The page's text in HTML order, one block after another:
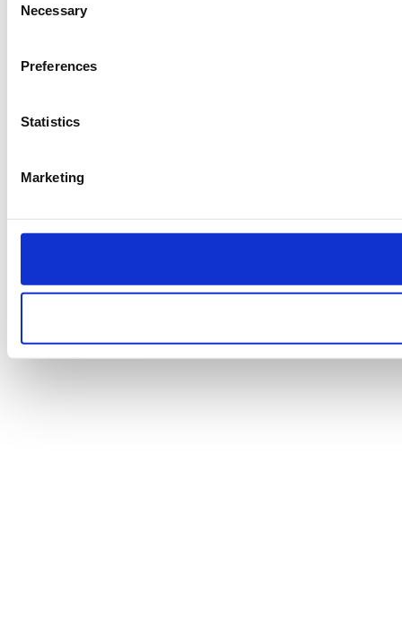
Selection
Necessary
Preferences
Statistics
Marketing